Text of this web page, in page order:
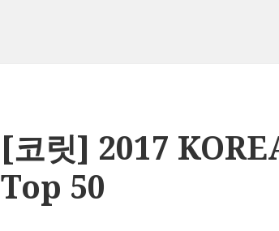
[코릿] 2017
Top 50